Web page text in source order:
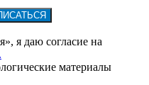
я даю cогласие на